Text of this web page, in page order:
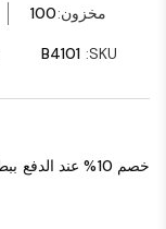
مخزون:100
SKU:
B4101
خصم 10% عند الدفع ببطاقة الائتمان